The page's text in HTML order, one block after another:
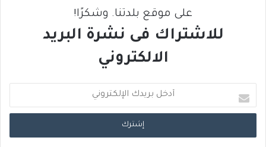
على موقع بلدتنا. وشكرًا!
للاشتراك فى نشرة البريد
الالكتروني
د
خ